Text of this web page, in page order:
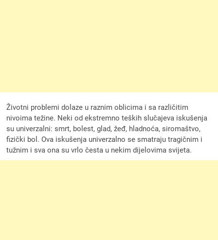
Životni problemi dolaze u raznim oblicima i sa različitim
nivoima težine. Neki od ekstremno teških slučajeva iskušenja
su univerzalni: smrt, bolest, glad, žeđ, hladnoća, siromaštvo,
fizički bol. Ova iskušenja univerzalno se smatraju tragičnim i
tužnim i sva ona su vrlo česta u nekim dijelovima svijeta.